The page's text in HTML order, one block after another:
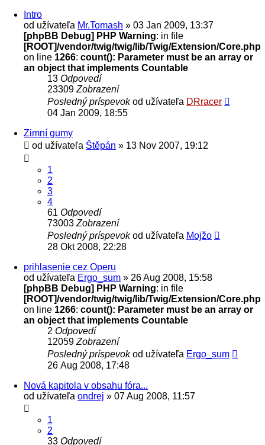
Intro
od užívateľa Mr.Tomash » 03 Jan 2009, 13:37
[phpBB Debug] PHP Warning: in file
[ROOT]/vendor/twig/twig/lib/Twig/Extension/Core.php
on line 1266: count(): Parameter must be an array or
an object that implements Countable
13 Odpovedí
23309 Zobrazení
Posledný príspevokod užívateľa DRracer
04 Jan 2009, 18:55
Zimní gumy
od užívateľa Štěpán » 13 Nov 2007, 19:12
1
2
3
4
61 Odpovedí
73003 Zobrazení
Posledný príspevokod užívateľa Mojžo
28 Okt 2008, 22:28
prihlasenie cez Operu
od užívateľa Ergo_sum » 26 Aug 2008, 15:58
[phpBB Debug] PHP Warning: in file
[ROOT]/vendor/twig/twig/lib/Twig/Extension/Core.php
on line 1266: count(): Parameter must be an array or
an object that implements Countable
2 Odpovedí
12059 Zobrazení
Posledný príspevokod užívateľa Ergo_sum
26 Aug 2008, 17:48
Nová kapitola v obsahu fóra...
od užívateľa ondrej » 07 Aug 2008, 11:57
1
2
33 Odpovedí